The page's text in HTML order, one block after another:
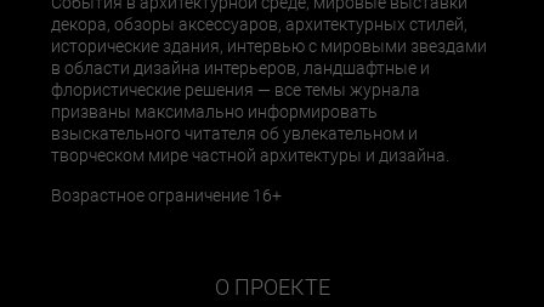
декора, обзоры аксессуаров, архитектурных стилей,
исторические здания, интервью с мировыми звездами
в области дизайна интерьеров, ландшафтные и
флористические решения — все темы журнала
призваны максимально информировать
взыскательного читателя об увлекательном и
творческом мире частной архитектуры и дизайна.
Возрастное ограничение 16+
О ПРОЕКТЕ